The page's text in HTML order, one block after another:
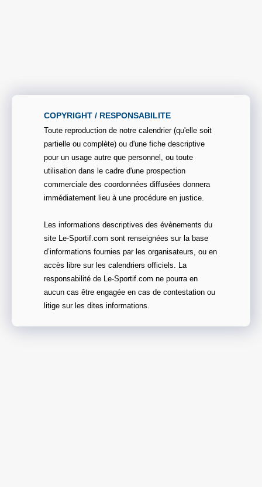
COPYRIGHT / RESPONSABILITE
Toute reproduction de notre calendrier (qu'elle soit
partielle ou complète) ou d'une fiche descriptive
pour un usage autre que personnel, ou toute
utilisation dans le cadre d'une prospection
commerciale des coordonnées diffusées donnera
immédiatement lieu à une procédure en justice.
Les informations descriptives des évènements du
site Le-Sportif.com sont renseignées sur la base
d’informations fournies par les organisateurs, ou en
accès libre sur les calendriers officiels. La
responsabilité de Le-Sportif.com ne pourra en
aucun cas être engagée en cas de contestation ou
litige sur les dites informations.